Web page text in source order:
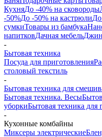
КухняДо -40% на сковороды
-50%До -50% на кастрюли
сумкиТовары из бамбука
напитковДачная мебель
-
Бытовая техника
Посуда для приготовления
столовый текстиль
-
Бытовая техника для
Бытовая техника. Весы
уборкиБытовая техника для
-
Кухонные комбайны
Миксеры электрические